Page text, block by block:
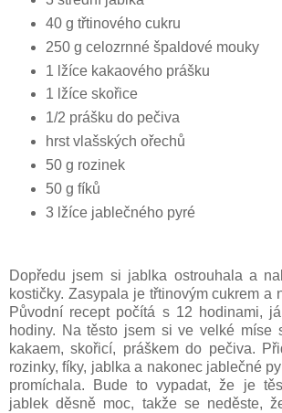
40 g třtinového cukru
250 g celozrnné špaldové mouky
1 lžíce kakaového prášku
1 lžíce skořice
1/2 prášku do pečiva
hrst vlašských ořechů
50 g rozinek
50 g fíků
3 lžíce jablečného pyré
Dopředu jsem si jablka ostrouhala a
kostičky. Zasypala je třtinovým cukrem a
Původní recept počítá s 12 hodinami,
hodiny. Na těsto jsem si ve velké míse
kakaem, skořicí, práškem do pečiva.
rozinky, fíky, jablka a nakonec jablečné
promíchala. Bude to vypadat, že je
jablek děsně moc, takže se neděste,